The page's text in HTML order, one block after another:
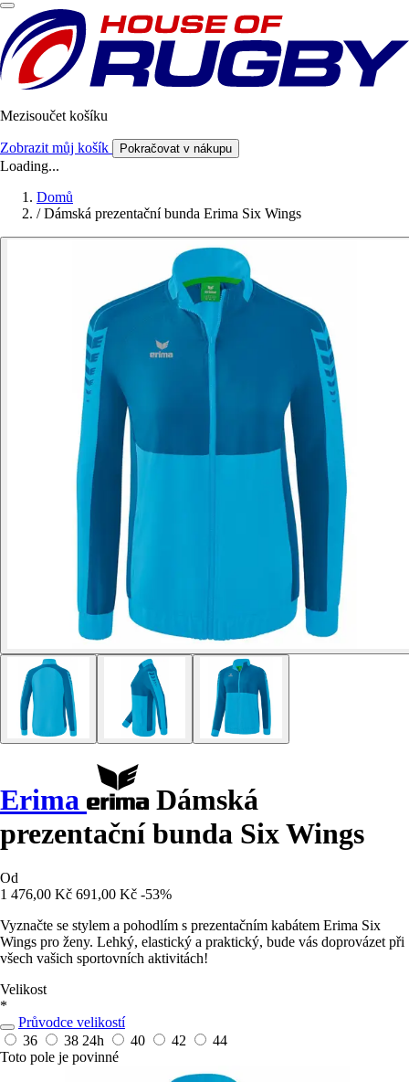
Mezisoučet košíku
Zobrazit můj košík Pokračovat v nákupu
Loading...
Domů
/ Dámská prezentační bunda Erima Six Wings
Erima
Dámská
prezentační bunda Six Wings
Od
1 476,00 Kč 691,00 Kč -53%
Vyznačte se stylem a pohodlím s prezentačním kabátem Erima Six
Wings pro ženy. Lehký, elastický a praktický, bude vás doprovázet při
všech vašich sportovních aktivitách!
Velikost
*
Průvodce velikostí
36
38 24h 40 42
44
Toto pole je povinné